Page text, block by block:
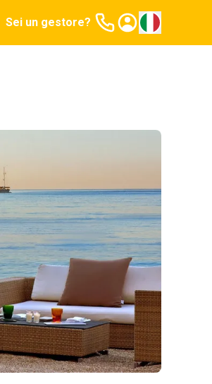
Sei un gestore?